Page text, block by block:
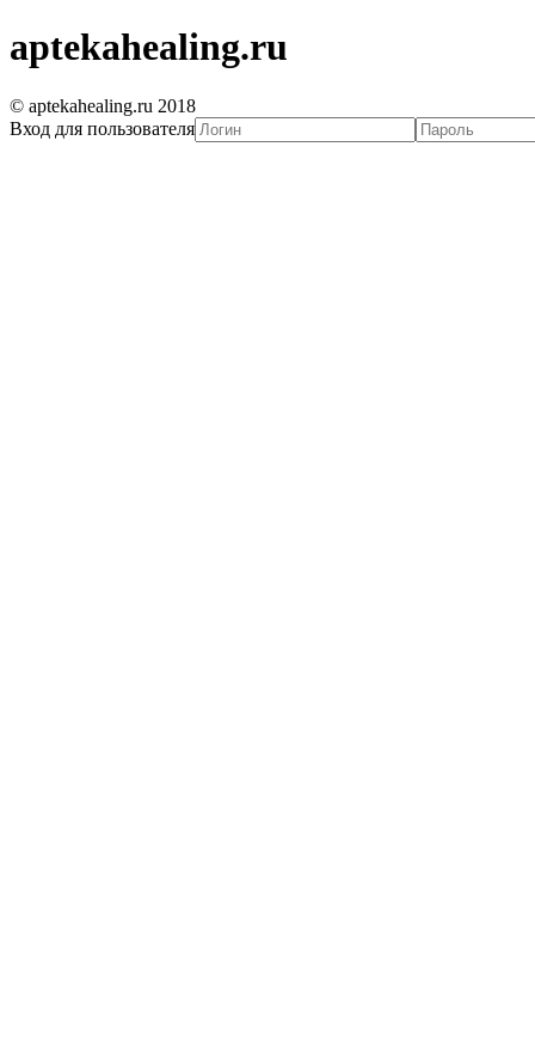
aptekahealing.ru
© aptekahealing.ru 2018
Вход для пользователя